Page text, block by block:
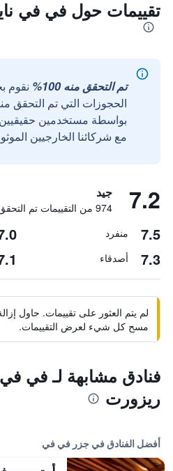
تقييمات حول في في
تم التحقق منه 100%
نقوم
الحجوزات التي تم التحقق
مع شركائنا الخارجيين
7.2 جيد
974 من التقييمات تم التحقق منها
7.5 منفرد
7.3 أصدقاء
لم يتم العثور على تقييمات. حاول
مسح كل شيء لعرض التقييمات.
فنادق مشابهة لـ في
ريزورت
أفضل الفنادق في جزر في في